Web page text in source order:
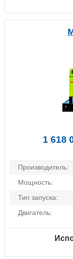
1 618
Производитель:
Мощность:
Тип запуска:
Двигатель: